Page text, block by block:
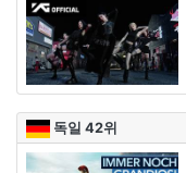
독일 42위